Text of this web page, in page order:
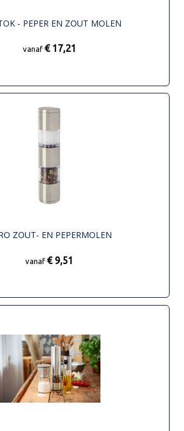
- PEPER EN ZOUT MOLEN
vanaf € 17,21
ZOUT- EN PEPERMOLEN
vanaf € 9,51